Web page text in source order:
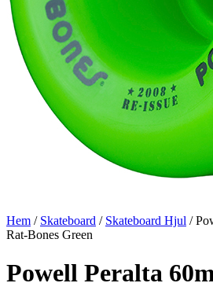
Hem / Skateboard / Skateboard Hjul /
Rat-Bones Green
Powell Peralta